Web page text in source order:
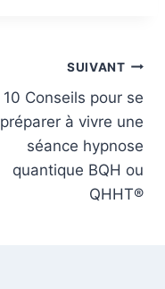
SUIVANT
10 Conseils pour se
préparer à vivre une
séance hypnose
quantique BQH ou
QHHT®